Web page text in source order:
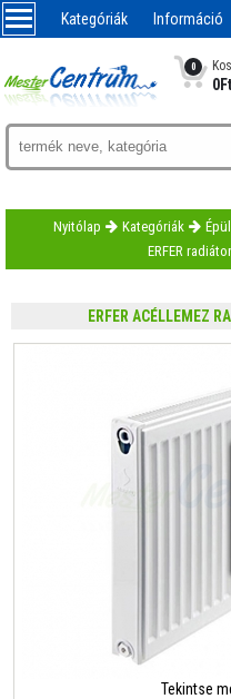
Kategóriák Információ
0
0Ft
Nyitólap Kategóriák
ERFER radiátor
ERFER ACÉLLEMEZ
Tekintse